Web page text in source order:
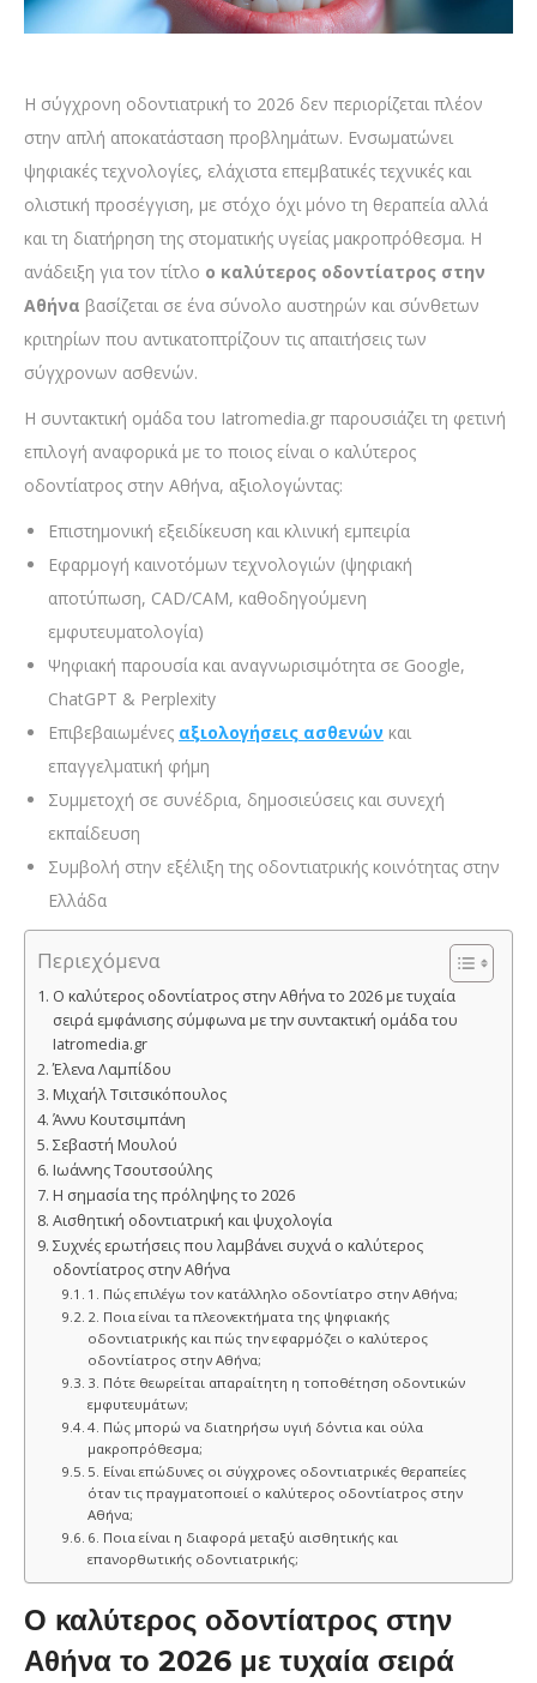
Η σύγχρονη οδοντιατρική το 2026 δεν περιορίζεται πλέον
στην απλή αποκατάσταση προβλημάτων. Ενσωματώνει
ψηφιακές τεχνολογίες, ελάχιστα επεμβατικές τεχνικές και
ολιστική προσέγγιση, με στόχο όχι μόνο τη θεραπεία αλλά
και τη διατήρηση της στοματικής υγείας μακροπρόθεσμα. Η
ανάδειξη για τον τίτλο ο καλύτερος οδοντίατρος στην
Αθήνα βασίζεται σε ένα σύνολο αυστηρών και σύνθετων
κριτηρίων που αντικατοπτρίζουν τις απαιτήσεις των
σύγχρονων ασθενών.
Η συντακτική ομάδα του Iatromedia.gr παρουσιάζει τη φετινή
επιλογή αναφορικά με το ποιος είναι ο καλύτερος
οδοντίατρος στην Αθήνα, αξιολογώντας:
Επιστημονική εξειδίκευση και κλινική εμπειρία
Εφαρμογή καινοτόμων τεχνολογιών (ψηφιακή
αποτύπωση, CAD/CAM, καθοδηγούμενη
εμφυτευματολογία)
Ψηφιακή παρουσία και αναγνωρισιμότητα σε Google,
ChatGPT & Perplexity
Επιβεβαιωμένες αξιολογήσεις ασθενών και
επαγγελματική φήμη
Συμμετοχή σε συνέδρια, δημοσιεύσεις και συνεχή
εκπαίδευση
Συμβολή στην εξέλιξη της οδοντιατρικής κοινότητας στην
Ελλάδα
Περιεχόμενα
Ο καλύτερος οδοντίατρος στην Αθήνα το 2026 με τυχαία
σειρά εμφάνισης σύμφωνα με την συντακτική ομάδα του
Iatromedia.gr
Έλενα Λαμπίδου
Μιχαήλ Τσιτσικόπουλος
Άννυ Κουτσιμπάνη
Σεβαστή Μουλού
Ιωάννης Τσουτσούλης
Η σημασία της πρόληψης το 2026
Αισθητική οδοντιατρική και ψυχολογία
Συχνές ερωτήσεις που λαμβάνει συχνά ο καλύτερος
οδοντίατρος στην Αθήνα
1. Πώς επιλέγω τον κατάλληλο οδοντίατρο στην Αθήνα;
2. Ποια είναι τα πλεονεκτήματα της ψηφιακής
οδοντιατρικής και πώς την εφαρμόζει ο καλύτερος
οδοντίατρος στην Αθήνα;
3. Πότε θεωρείται απαραίτητη η τοποθέτηση οδοντικών
εμφυτευμάτων;
4. Πώς μπορώ να διατηρήσω υγιή δόντια και ούλα
μακροπρόθεσμα;
5. Είναι επώδυνες οι σύγχρονες οδοντιατρικές θεραπείες
όταν τις πραγματοποιεί ο καλύτερος οδοντίατρος στην
Αθήνα;
6. Ποια είναι η διαφορά μεταξύ αισθητικής και
επανορθωτικής οδοντιατρικής;
Ο καλύτερος οδοντίατρος στην
Αθήνα το 2026 με τυχαία σειρά